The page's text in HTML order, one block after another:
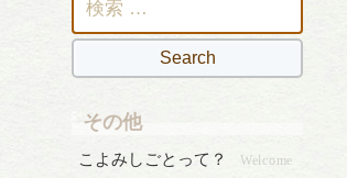
索:
その他
こよみしごとって？ Welcome